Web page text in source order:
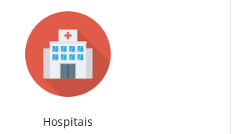
Hospitais